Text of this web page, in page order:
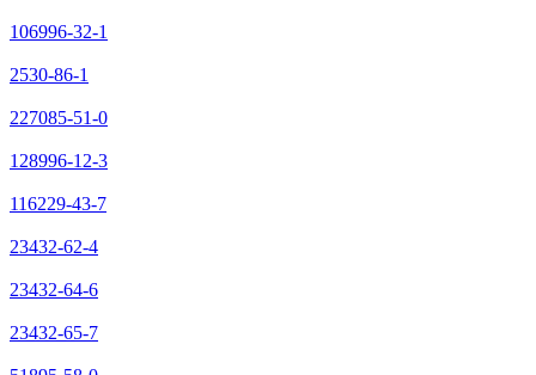
106996-32-1
2530-86-1
227085-51-0
128996-12-3
116229-43-7
23432-62-4
23432-64-6
23432-65-7